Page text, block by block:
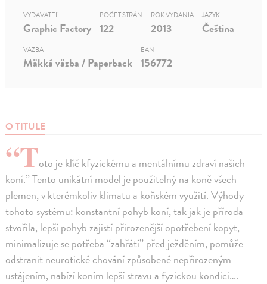
O TITULE
“Toto je klíč kfyzickému a mentálnímu zdraví našich
koní.” Tento unikátní model je použitelný na koně všech
plemen, v kterémkoliv klimatu a koňském využití. Výhody
tohoto systému: konstantní pohyb koní, tak jak je příroda
stvořila, lepší pohyb zajistí přirozenější opotřebení kopyt,
minimalizuje se potřeba “zahřátí” před ježděním, pomůže
odstranit neurotické chování způsobené nepřirozeným
ustájením, nabízí koním lepší stravu a fyzickou kondici….
VYDAVATEĽ
Graphic Factory
POČET STRÁN
122
ROK VYDANIA
2013
JAZYK
Čeština
VÄZBA
Mäkká väzba / Paperback
EAN
156772